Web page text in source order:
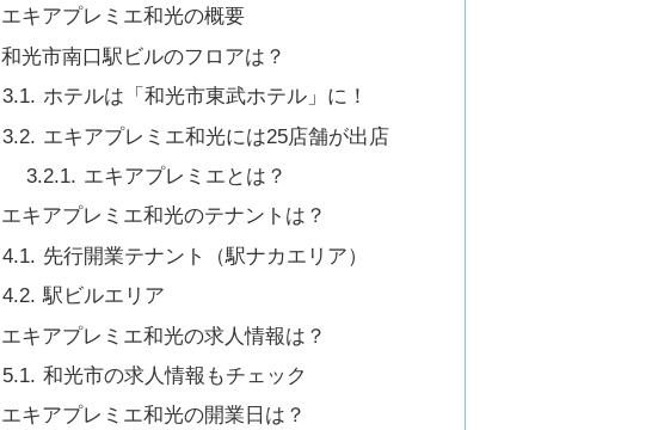
エキアプレミエ和光の概要
和光市南口駅ビルのフロアは？
ホテルは「和光市東武ホテル」に！
エキアプレミエ和光には25店舗が出店
エキアプレミエとは？
エキアプレミエ和光のテナントは？
先行開業テナント（駅ナカエリア）
駅ビルエリア
エキアプレミエ和光の求人情報は？
和光市の求人情報もチェック
エキアプレミエ和光の開業日は？